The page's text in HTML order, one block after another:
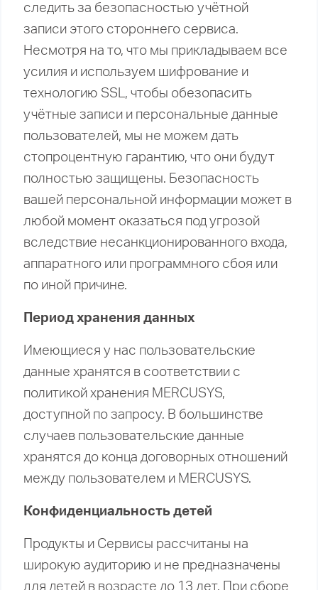
следить за безопасностью учётной
записи этого стороннего сервиса.
Несмотря на то, что мы прикладываем все
усилия и используем шифрование и
технологию SSL, чтобы обезопасить
учётные записи и персональные данные
пользователей, мы не можем дать
стопроцентную гарантию, что они будут
полностью защищены. Безопасность
вашей персональной информации может в
любой момент оказаться под угрозой
вследствие несанкционированного входа,
аппаратного или программного сбоя или
по иной причине.
Период хранения данных
Имеющиеся у нас пользовательские
данные хранятся в соответствии с
политикой хранения MERCUSYS,
доступной по запросу. В большинстве
случаев пользовательские данные
хранятся до конца договорных отношений
между пользователем и MERCUSYS.
Конфиденциальность детей
Продукты и Сервисы рассчитаны на
широкую аудиторию и не предназначены
для детей в возрасте до 13 лет. При сборе